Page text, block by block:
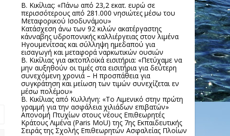
Β. Κικίλιας: «Πάνω από 23,2 εκατ. ευρώ σε
περισσότερους από 281.000 νησιώτες μέσω του
Μεταφορικού Ισοδυνάμου»
Κατάσχεση άνω των 92 κιλών ακατέργαστης
κάνναβης υδροπονικής καλλιέργειας στον λιμένα
Ηγουμενίτσας και σύλληψη ημεδαπού για
εισαγωγή και μεταφορά ναρκωτικών ουσιών
Β. Κικίλιας για ακτοπλοϊκά εισιτήρια: «Πετύχαμε να
μην αυξηθούν οι τιμές στα εισιτήρια για δεύτερη
συνεχόμενη χρονιά – Η προσπάθεια για
συγκράτηση και μείωση των τιμών συνεχίζεται εν
μέσω πολέμου»
Β. Κικίλιας από Κυλλήνη: «Το Λιμενικό στην πρώτη
γραμμή για την ασφάλεια χιλιάδων επιβατών»
Απονομή Πτυχίων στους νέους Επιθεωρητές
Κράτους Λιμένα (Paris MoU) της 7ης Εκπαιδευτικής
Σειράς της Σχολής Επιθεωρητών Ασφαλείας Πλοίων